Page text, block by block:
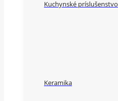
Kuchynské príslušenstvo
Keramika